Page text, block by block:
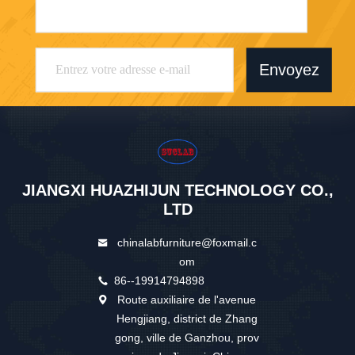
Envoyez
JIANGXI HUAZHIJUN TECHNOLOGY CO.,
LTD
chinalabfurniture@foxmail.c
om
86--19914794898
Route auxiliaire de l'avenue
Hengjiang, district de Zhang
gong, ville de Ganzhou, prov